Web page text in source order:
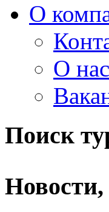
О
О нас
Поиск